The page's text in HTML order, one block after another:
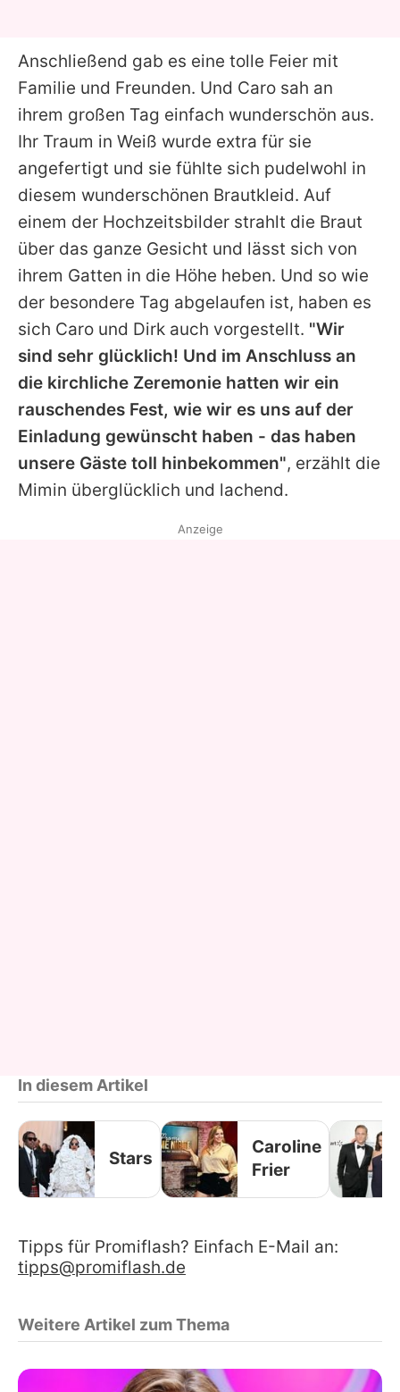
Anschließend gab es eine tolle Feier mit
Familie und Freunden. Und Caro sah an
ihrem großen Tag einfach wunderschön aus.
Ihr Traum in Weiß wurde extra für sie
angefertigt und sie fühlte sich pudelwohl in
diesem wunderschönen Brautkleid. Auf
einem der Hochzeitsbilder strahlt die Braut
über das ganze Gesicht und lässt sich von
ihrem Gatten in die Höhe heben. Und so wie
der besondere Tag abgelaufen ist, haben es
sich Caro und Dirk auch vorgestellt. "Wir
sind sehr glücklich! Und im Anschluss an
die kirchliche Zeremonie hatten wir ein
rauschendes Fest, wie wir es uns auf der
Einladung gewünscht haben - das haben
unsere Gäste toll hinbekommen", erzählt die
Mimin überglücklich und lachend.
Anzeige
In diesem Artikel
Stars
Caroline
Frier
Tipps für Promiflash? Einfach E-Mail an:
tipps@promiflash.de
Weitere Artikel zum Thema